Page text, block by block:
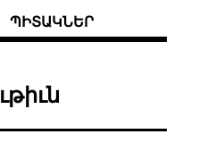
ՊԻՏԱԿՆԵՐ